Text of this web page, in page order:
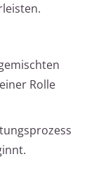
Rolle